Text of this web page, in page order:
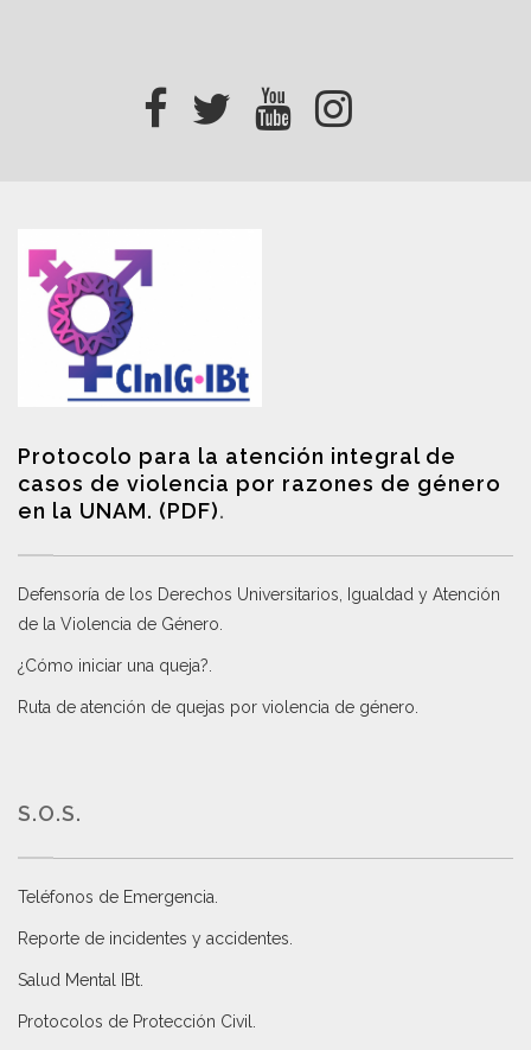
Protocolo para la atención integral de
casos de violencia por razones de género
en la UNAM. (PDF).
Defensoría de los Derechos Universitarios, Igualdad y Atención
de la Violencia de Género
¿Cómo iniciar una queja?
Ruta de atención de quejas por violencia de género
S.O.S.
Teléfonos de Emergencia.
Reporte de incidentes y accidentes
Salud Mental IBt
Protocolos de Protección Civil